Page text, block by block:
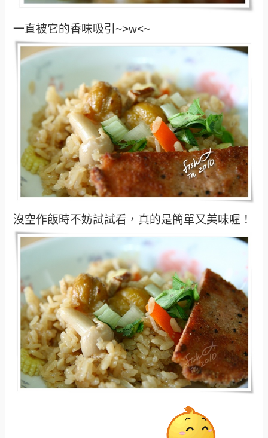
一直被它的香味吸引~>w<~
沒空作飯時不妨試試看，真的是簡單又美味喔！